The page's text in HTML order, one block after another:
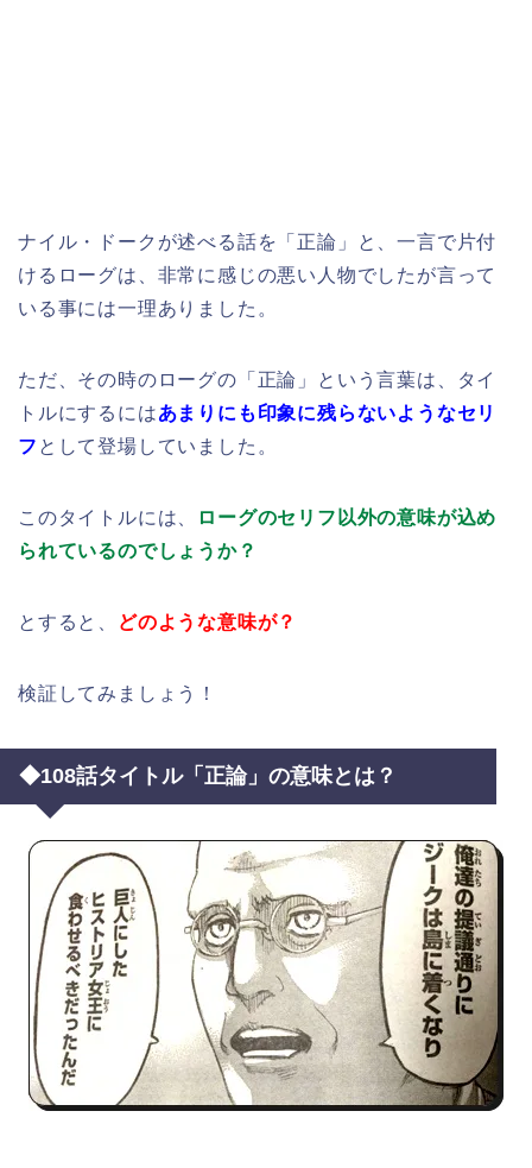
ナイル・ドークが述べる話を「正論」と、一言で片付
けるローグは、非常に感じの悪い人物でしたが言って
いる事には一理ありました。
ただ、その時のローグの「正論」という言葉は、タイ
トルにするにはあまりにも印象に残らないようなセリ
フ として登場していました。
このタイトルには、
ローグのセリフ以外の意味が込め
られているのでしょうか？
とすると、 どのような意味が？
検証してみましょう！
◆108話タイトル「正論」の意味とは？